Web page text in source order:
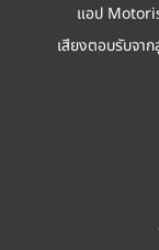
แอป
เสียงตอบรับจา